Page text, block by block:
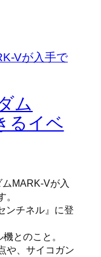
ム
るイベ
MARK-Vが入
ンチネル』に登
とのこと。
や、サイコガン